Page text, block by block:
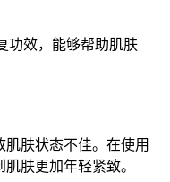
功效，能够帮助肌肤
肤状态不佳。在使用
肤更加年轻紧致。